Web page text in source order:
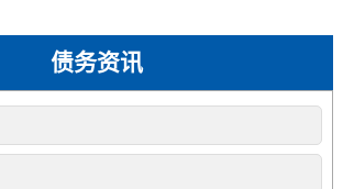
债务资讯